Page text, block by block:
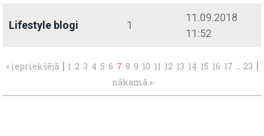
Lifestyle blogi 1
11.09.2018
11:52
« iepriekšējā | 1 2 3 4 5 6 7 8 9 10 11 12 13 14 15 16 17 .. 23 |
nākamā »